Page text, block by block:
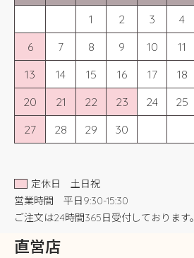
1
2 3 4
6
7 8 9 10 11
13
14 15 16 17 18
20
21 22 23 24 25
27
28 29 30
定休日 土日祝
営業時間 平日9:30-15:30
ご注文は24時間365日受付しております。
直営店